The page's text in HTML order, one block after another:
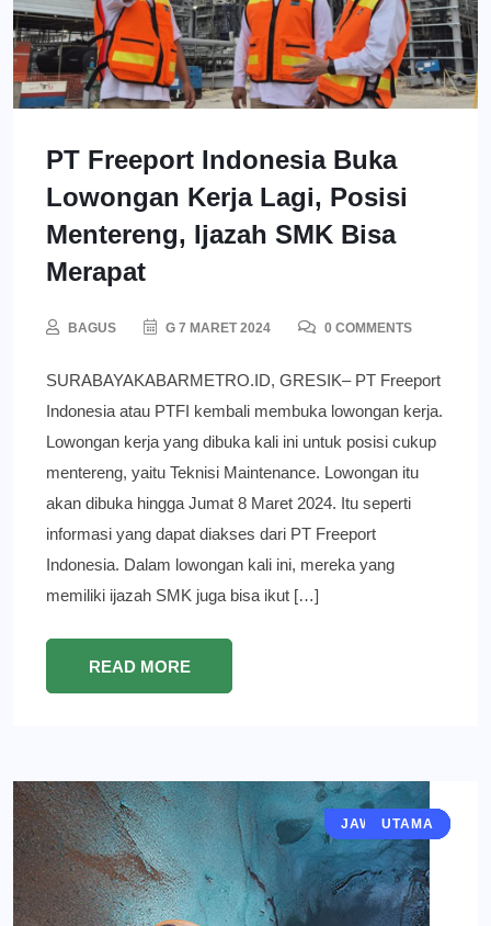
PT Freeport Indonesia Buka
Lowongan Kerja Lagi, Posisi
Mentereng, Ijazah SMK Bisa
Merapat
BAGUS G 7 MARET 2024 0 COMMENTS
SURABAYAKABARMETRO.ID, GRESIK– PT Freeport
Indonesia atau PTFI kembali membuka lowongan kerja.
Lowongan kerja yang dibuka kali ini untuk posisi cukup
mentereng, yaitu Teknisi Maintenance. Lowongan itu
akan dibuka hingga Jumat 8 Maret 2024. Itu seperti
informasi yang dapat diakses dari PT Freeport
Indonesia. Dalam lowongan kali ini, mereka yang
memiliki ijazah SMK juga bisa ikut […]
READ MORE
BERITA
EKONOMI
GRESIK
JAWA TIMUR
UTAMA